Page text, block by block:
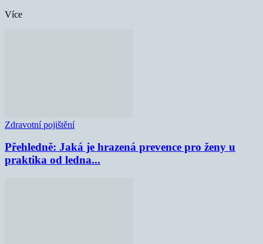
Více
Zdravotní pojištění
Přehledně: Jaká je hrazená prevence pro ženy u
praktika od ledna...